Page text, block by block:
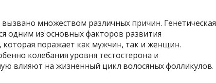
множеством различных причин. Генетическая
одним из основных факторов развития
которая поражает как мужчин, так и женщин.
колебания уровня тестостерона и
влияют на жизненный цикл волосяных фолликулов.